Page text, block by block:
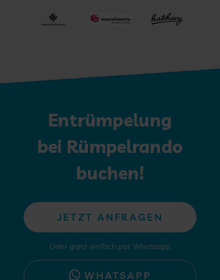
Entrümpelung
bei Rümpelrando
buchen!
JETZT ANFRAGEN
Oder ganz einfach per Whatsapp
WHATSAPP